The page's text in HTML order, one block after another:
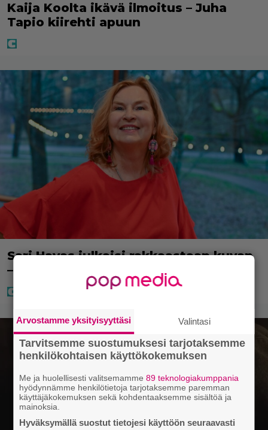
Kaija Koolta ikävä ilmoitus – Juha
Tapio kiirehti apuun
Sari Havas julkaisi rakkaastaan kuvan
– ”Seikkailukumppanini”
Arvostamme yksityisyyttäsi Valintasi
Tarvitsemme suostumuksesi tarjotaksemme
henkilökohtaisen käyttökokemuksen
Me ja huolellisesti valitsemamme89 teknologiakumppania
hyödynnämme henkilötietoja tarjotaksemme paremman
käyttäjäkokemuksen sekä kohdentaaksemme sisältöä ja
mainoksia.
Hyväksymällä suostut tietojesi käyttöön seuraavasti